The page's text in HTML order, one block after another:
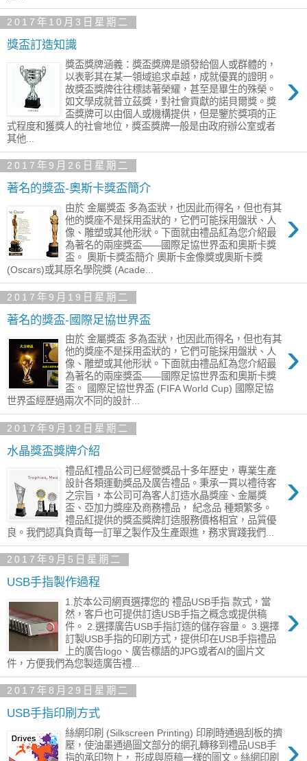
2017年10月3日星期二
獎盃訂造知識
›
獎盃獎牌涵義：獎盃獎牌是頒發給個人或群體的，
以表彰其在某一領域追求卓越，成就優異的證明。
故獎盃獎牌往往標誌著榮耀，甚至是畢生的殊榮。
如文學成就普立茲獎，對社會貢獻的諾貝爾獎。獎
盃獎牌可以由個人或機構提供，但是鑒於獎項的正
式程度和獲獎人的社會地位，獎盃獎牌一般是由政府辦公室或者
其他...
2017年9月26日星期二
著名的獎盃-奧斯卡獎盃簡介
›
由於 金屬獎盃 多為盃狀，也因此而得名，但也有其
他的獎座不是採用盃狀的，它們可能採用盤狀、人
像、雕塑或其他形狀。下面就由禮品紅為您介紹最
為著名的兩座獎盃——國際足協世界盃和奧斯卡獎
盃。 奧斯卡獎盃簡介 奧斯卡金像獎或奧斯卡獎
(Oscars)或其原名學院獎 (Acade...
2017年9月19日星期二
著名的獎盃-國際足協世界盃
›
由於 金屬獎盃 多為盃狀，也因此而得名，但也有其
他的獎座不是採用盃狀的，它們可能採用盤狀、人
像、雕塑或其他形狀。下面就由禮品紅為您介紹最
為著名的兩座獎盃——國際足協世界盃和奧斯卡獎
盃。 國際足協世界盃 (FIFA World Cup) 國際足協
世界盃經歷過兩次不同的設計...
2017年9月12日星期二
水晶獎盃獎牌介紹
›
禮品紅禮品公司已經營獎品十多年歷史，專業生產
設計各類運動獎品及廣告禮品。秉承一貫以禮待客
之宗旨，本公司可為客人訂造水晶獎座、金屬獎
盃、亞加力獎座及商務禮品， 紀念品 種類繁多。
禮品紅提供的獎盃獎牌訂造服務價格相宜，品質優
良。我們認真負責每一訂單之製作及生產跟進，務求實踐我們...
2017年9月5日星期二
USB手指製作過程
›
1.於本公司網頁選擇您的 禮品USB手指 款式，當
然，客戶也可提供訂造USB手指之概念或提供稿
件。 2.選擇廣告USB手指訂造的儲存容量。 3.選擇
訂製USB手指的印刷方式，提供印在USB手指禮品
上的廣告logo、廣告標語的JPG或者AI的圖片文
件，方便我們為您製造廣告禮...
2017年8月29日星期二
USB手指印刷方式
絲網印刷 (Silkscreen Printing) 印刷時通過刮板的擠
壓，使油墨通過圖文部分的網孔轉移到禮品USB手
指的承印物上， 形成與原稿一樣的圖文。絲網印刷